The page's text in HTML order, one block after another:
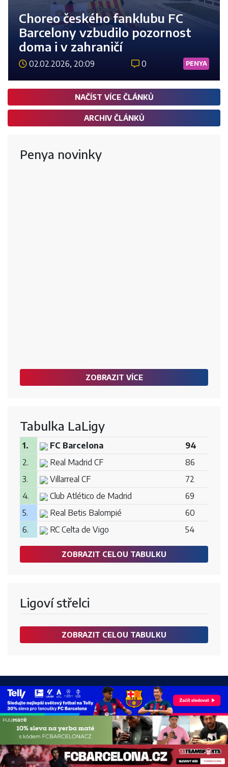
Choreo českého fanklubu FC
Barcelony vzbudilo pozornost
doma i v zahraničí
02.02.2026, 20:09 0 PENYA
NAČÍST VÍCE ČLÁNKŮ
ARCHIV ČLÁNKŮ
Penya novinky
ZOBRAZIT VÍCE
Tabulka LaLigy
1. FC Barcelona
94
2.
Real Madrid CF
86
3.
Villarreal CF
72
4.
Club Atlético de Madrid
69
5.
Real Betis Balompié
60
6.
RC Celta de Vigo 54
ZOBRAZIT CELOU TABULKU
Ligoví střelci
ZOBRAZIT CELOU TABULKU